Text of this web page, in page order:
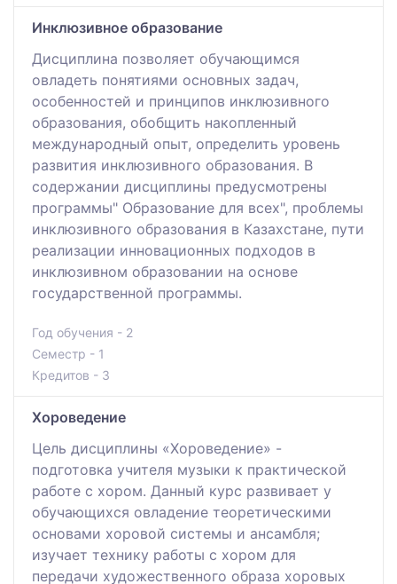
Инклюзивное образование
Дисциплина позволяет обучающимся
овладеть понятиями основных задач,
особенностей и принципов инклюзивного
образования, обобщить накопленный
международный опыт, определить уровень
развития инклюзивного образования. В
содержании дисциплины предусмотрены
программы" Образование для всех", проблемы
инклюзивного образования в Казахстане, пути
реализации инновационных подходов в
инклюзивном образовании на основе
государственной программы.
Год обучения - 2
Семестр - 1
Кредитов - 3
Хороведение
Цель дисциплины «Хороведение» -
подготовка учителя музыки к практической
работе с хором. Данный курс развивает у
обучающихся овладение теоретическими
основами хоровой системы и ансамбля;
изучает технику работы с хором для
передачи художественного образа хоровых